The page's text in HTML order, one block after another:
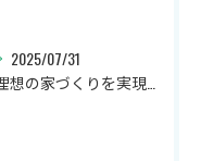
2025/07/31